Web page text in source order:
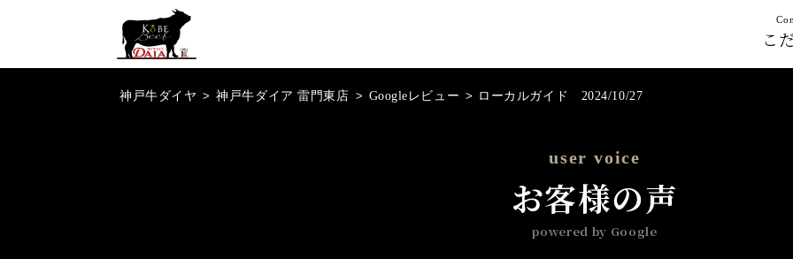
こ
神戸牛ダイヤ > 神戸牛ダイア 雷門東店 > Googleレビュー > ローカルガイド 2024/10/27
user voice
お客様の声
powered by Google